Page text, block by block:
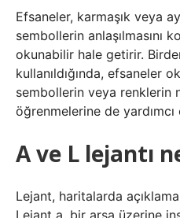
Efsaneler, karmaşık veya
sembollerin anlaşılmasını
okunabilir hale getirir.
kullanıldığında, efsaneler
sembollerin veya renklerin
öğrenmelerine de yardımcı
A ve L lejantı
Lejant, haritalarda
Lejant a, bir arsa üzerine